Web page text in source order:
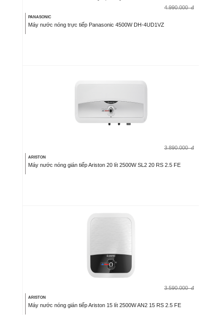
4.990.000 đ
PANASONIC
Máy nước nóng trực tiếp Panasonic 4500W DH-4UD1VZ
3.890.000 đ
ARISTON
Máy nước nóng gián tiếp Ariston 20 lít 2500W SL2 20 RS 2.5 FE
3.590.000 đ
ARISTON
Máy nước nóng gián tiếp Ariston 15 lít 2500W AN2 15 RS 2.5 FE